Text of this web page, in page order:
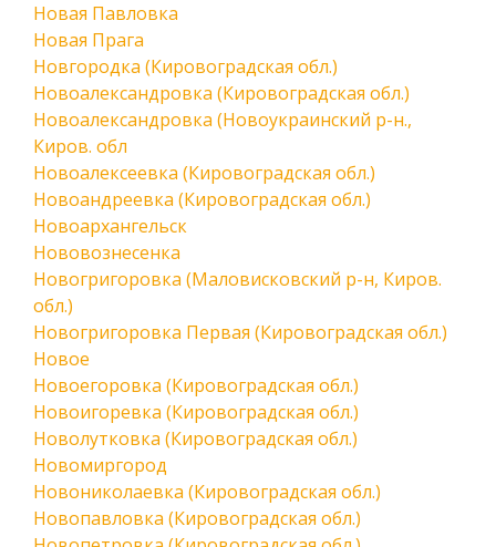
Новая Павловка
Новая Прага
Новгородка (Кировоградская обл.)
Новоалександровка (Кировоградская обл.)
Новоалександровка (Новоукраинский р-н.,
Киров. обл
Новоалексеевка (Кировоградская обл.)
Новоандреевка (Кировоградская обл.)
Новоархангельск
Нововознесенка
Новогригоровка (Маловисковский р-н, Киров.
обл.)
Новогригоровка Первая (Кировоградская обл.)
Новое
Новоегоровка (Кировоградская обл.)
Новоигоревка (Кировоградская обл.)
Новолутковка (Кировоградская обл.)
Новомиргород
Новониколаевка (Кировоградская обл.)
Новопавловка (Кировоградская обл.)